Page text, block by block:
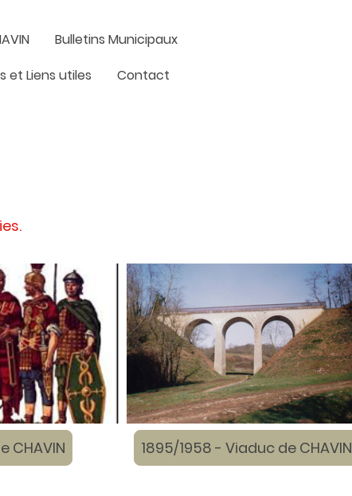
Bulletins Municipaux
et Liens utiles Contact
CHAVIN 1895/1958 - Viaduc de CHAVIN